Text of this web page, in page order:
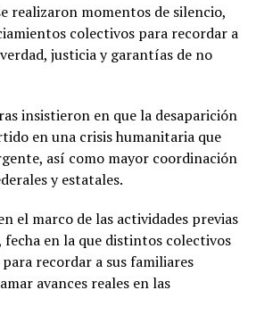
realizaron momentos de silencio,
colectivos para recordar a
justicia y garantías de no
insistieron en que la desaparición
en una crisis humanitaria que
así como mayor coordinación
y estatales.
el marco de las actividades previas
fecha en la que distintos colectivos
recordar a sus familiares
avances reales en las